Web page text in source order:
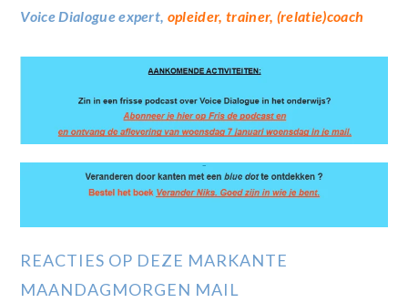
Voice Dialogue expert, opleider, trainer, (relatie)coach
REACTIES OP DEZE MARKANTE
MAANDAGMORGEN MAIL